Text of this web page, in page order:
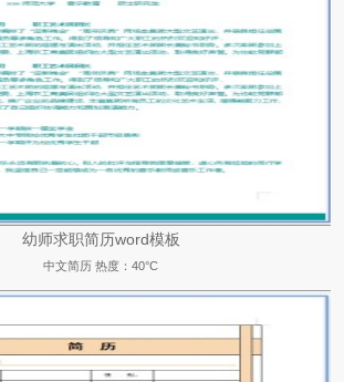
幼师求职简历word模板
中文简历 热度：40°C